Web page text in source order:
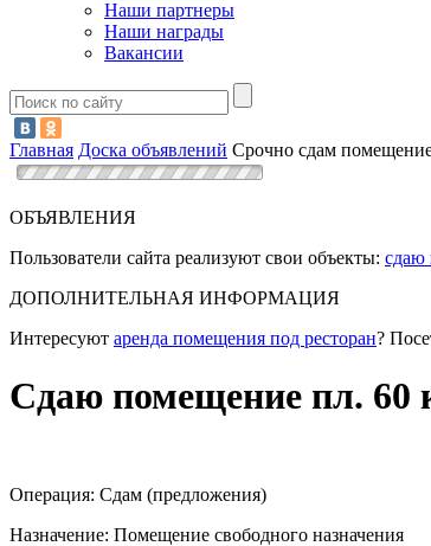
Наши партнеры
Наши награды
Вакансии
Главная Доска объявлений Срочно сдам
ОБЪЯВЛЕНИЯ
Пользователи сайта реализуют свои объекты: сдаю
ДОПОЛНИТЕЛЬНАЯ ИНФОРМАЦИЯ
Интересуют аренда помещения под ресторан?
Сдаю помещение пл. 60
Операция: Сдам (предложения)
Назначение: Помещение свободного назначения